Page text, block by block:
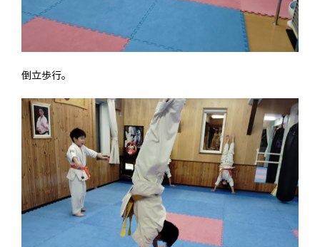
倒立歩行。